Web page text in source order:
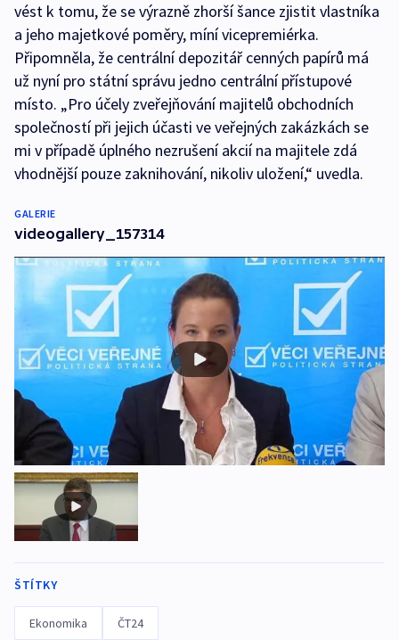
vést k tomu, že se výrazně zhorší šance zjistit vlastníka
a jeho majetkové poměry, míní vicepremiérka.
Připomněla, že centrální depozitář cenných papírů má
už nyní pro státní správu jedno centrální přístupové
místo. „Pro účely zveřejňování majitelů obchodních
společností při jejich účasti ve veřejných zakázkách se
mi v případě úplného nezrušení akcií na majitele zdá
vhodnější pouze zaknihování, nikoliv uložení,“ uvedla.
GALERIE
videogallery_157314
ŠTÍTKY
Ekonomika ČT24